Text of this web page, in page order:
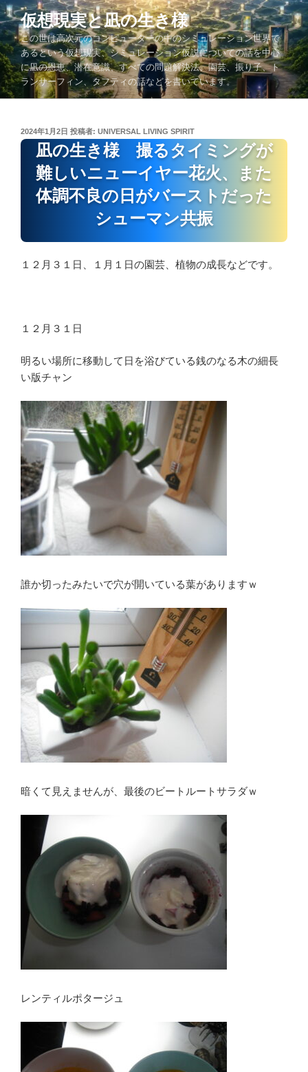
コ
ン
テ
ン
ツ
へ
仮想現実と凪の生き様
この世は高次元のコンピューターの中のシミュレーション世界で
あるという仮想現実、シミュレーション仮説についての話を中心
に凪の恩恵、潜在意識、すべての問題解決法、園芸、振り子、ト
ランサーフィン、タフティの話などを書いています。
投
稿
2024年1月2日 投稿者: UNIVERSAL LIVING SPIRIT
凪の生き様 撮るタイミングが
難しいニューイヤー花火、また
体調不良の日がバーストだった
シューマン共振
１２月３１日、１月１日の園芸、植物の成長などです。
１２月３１日
明るい場所に移動して日を浴びている銭のなる木の細長
い版チャン
誰か切ったみたいで穴が開いている葉がありますｗ
暗くて見えませんが、最後のビートルートサラダｗ
レンティルポタージュ